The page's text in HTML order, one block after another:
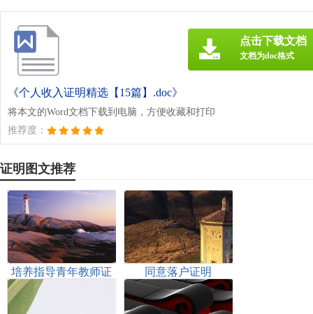
《个人收入证明精选【15篇】.doc》
将本文的Word文档下载到电脑，方便收藏和打印
推荐度：
点击下载文档
文档为doc格式
证明图文推荐
培养指导青年教师证
同意落户证明